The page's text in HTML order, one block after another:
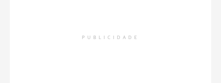
PUBLICIDADE